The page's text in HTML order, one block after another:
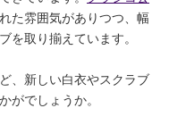
た雰囲気がありつつ、幅
を取り揃えています。
、新しい白衣やスクラブ
がでしょうか。